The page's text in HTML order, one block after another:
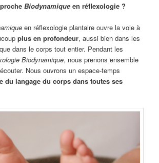
Biodynamique en réflexologie ?
en réflexologie plantaire ouvre la voie à
plus en profondeur, aussi bien dans les
dans le corps tout entier. Pendant les
Biodynamique, nous prenons ensemble
Nous ouvrons un espace-temps
du langage du corps dans toutes ses